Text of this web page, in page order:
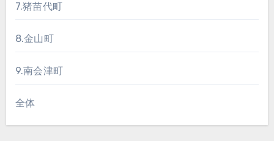
7.猪苗代町
8.金山町
9.南会津町
全体